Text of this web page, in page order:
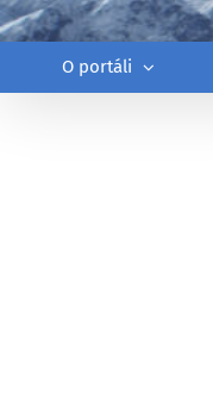
O portáli